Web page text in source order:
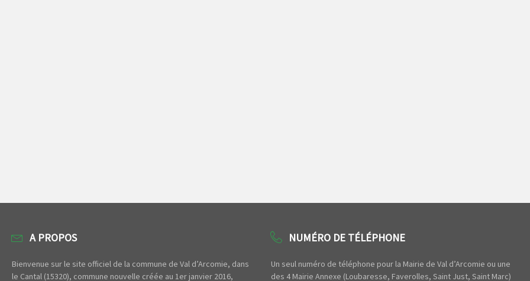
A PROPOS
Bienvenue sur le site officiel de la commune de Val d’Arcomie, dans
le Cantal (15320), commune nouvelle créée au 1er janvier 2016,
NUMÉRO DE TÉLÉPHONE
Un seul numéro de téléphone pour la Mairie de Val d’Arcomie ou une
des 4 Mairie Annexe (Loubaresse, Faverolles, Saint Just, Saint Marc)